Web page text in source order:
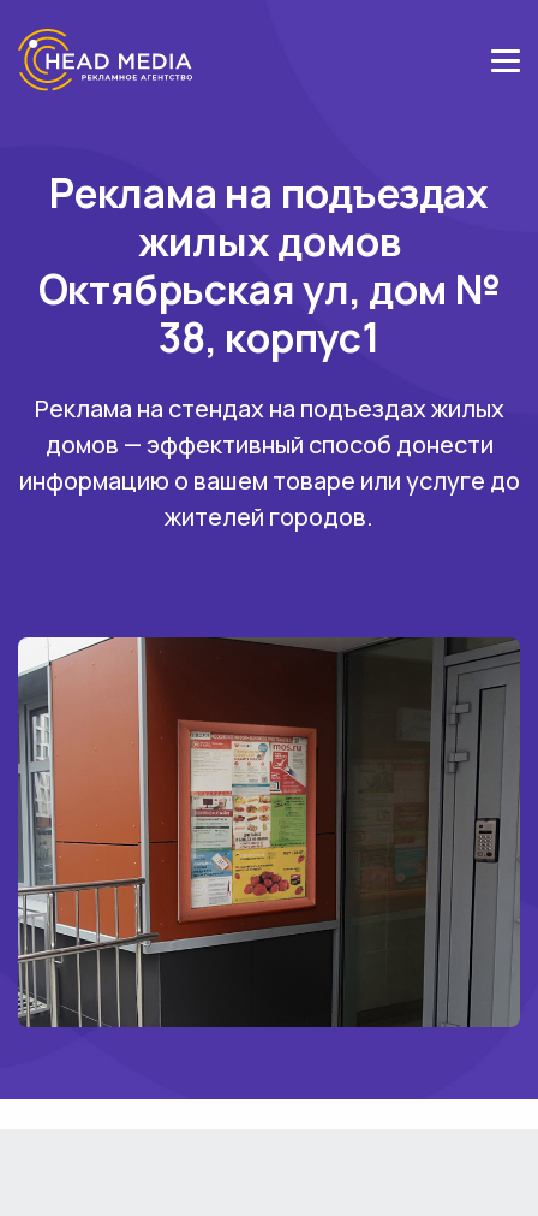
Реклама на подъездах
жилых домов
Октябрьская ул, дом №
38, корпус1
Реклама на стендах на подъездах жилых
домов — эффективный способ донести
информацию о вашем товаре или услуге до
жителей городов.